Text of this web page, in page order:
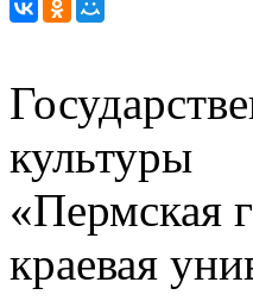
культуры
«Пермская
краевая